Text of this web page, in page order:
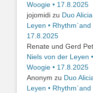
Woogie • 17.8.2025
jojomidi zu Duo
Leyen •
17.8.2025
Renate und Gerd
Niels von der Leyen
Woogie • 17.8.2025
Anonym zu Duo
Leyen •